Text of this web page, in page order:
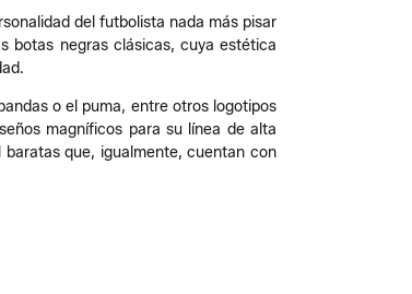
del futbolista nada más pisar
botas negras clásicas, cuya estética
o el puma, entre otros logotipos
magníficos para su línea de alta
que, igualmente, cuentan con